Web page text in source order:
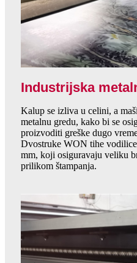
Industrijska
Kalup se izliva u celini, a
metalnu gredu, kako bi se
proizvoditi greške dugo
Dvostruke WON tihe
mm, koji osiguravaju veliku
prilikom štampanja.